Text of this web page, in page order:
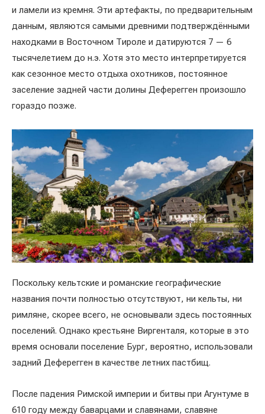
и ламели из кремня. Эти артефакты, по предварительным
данным, являются самыми древними подтверждёнными
находками в Восточном Тироле и датируются 7 — 6
тысячелетием до н.э. Хотя это место интерпретируется
как сезонное место отдыха охотников, постоянное
заселение задней части долины Деферегген произошло
гораздо позже.
Поскольку кельтские и романские географические
названия почти полностью отсутствуют, ни кельты, ни
римляне, скорее всего, не основывали здесь постоянных
поселений. Однако крестьяне Виргенталя, которые в это
время основали поселение Бург, вероятно, использовали
задний Деферегген в качестве летних пастбищ.
После падения Римской империи и битвы при Агунтуме в
610 году между баварцами и славянами, славяне